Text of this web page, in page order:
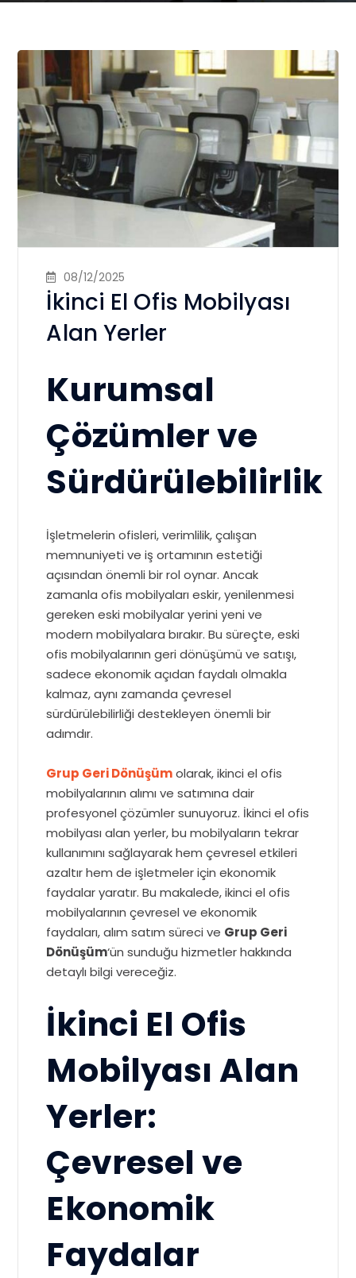
08/12/2025
İkinci El Ofis Mobilyası
Alan Yerler
Kurumsal
Çözümler ve
Sürdürülebilirlik
İşletmelerin ofisleri, verimlilik, çalışan
memnuniyeti ve iş ortamının estetiği
açısından önemli bir rol oynar. Ancak
zamanla ofis mobilyaları eskir, yenilenmesi
gereken eski mobilyalar yerini yeni ve
modern mobilyalara bırakır. Bu süreçte, eski
ofis mobilyalarının geri dönüşümü ve satışı,
sadece ekonomik açıdan faydalı olmakla
kalmaz, aynı zamanda çevresel
sürdürülebilirliği destekleyen önemli bir
adımdır.
Grup Geri Dönüşümolarak, ikinci el ofis
mobilyalarının alımı ve satımına dair
profesyonel çözümler sunuyoruz. İkinci el ofis
mobilyası alan yerler, bu mobilyaların tekrar
kullanımını sağlayarak hem çevresel etkileri
azaltır hem de işletmeler için ekonomik
faydalar yaratır. Bu makalede, ikinci el ofis
mobilyalarının çevresel ve ekonomik
faydaları, alım satım süreci ve Grup Geri
Dönüşüm‘ün sunduğu hizmetler hakkında
detaylı bilgi vereceğiz.
İkinci El Ofis
Mobilyası Alan
Yerler:
Çevresel ve
Ekonomik
Faydalar